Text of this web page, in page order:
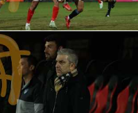
الدوري الألماني
الدوري الفرنسي
الدوري السعودي للمحترفين